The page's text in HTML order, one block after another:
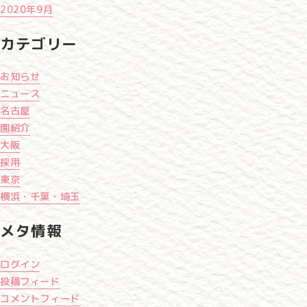
2020年9月
カテゴリー
お知らせ
ニュース
名古屋
園紹介
大阪
採用
東京
横浜・千葉・埼玉
メタ情報
ログイン
投稿フィード
コメントフィード